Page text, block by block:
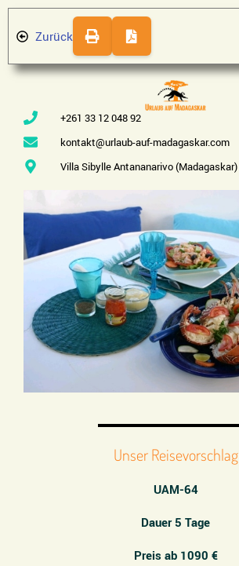
Zurück
+261 33 12 048 92
kontakt@urlaub-auf-madagaskar.com
Villa Sibylle Antananarivo (Madagaskar)
Unser Reisevorschlag
UAM-64
Dauer 5 Tage
Preis ab 1090 €